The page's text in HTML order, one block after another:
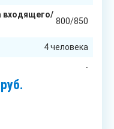
входящего/
800/850
4 человека
-
руб.